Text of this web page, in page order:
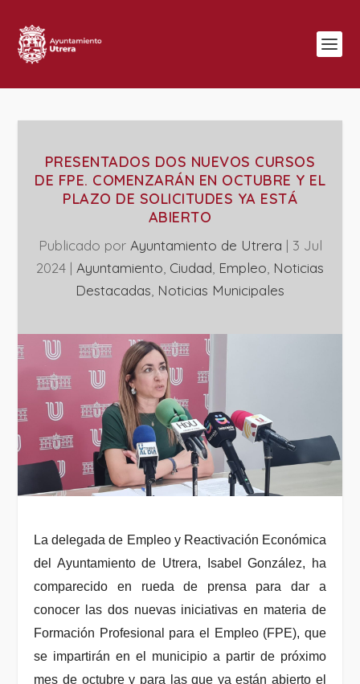
PRESENTADOS DOS NUEVOS CURSOS
DE FPE. COMENZARÁN EN OCTUBRE Y EL
PLAZO DE SOLICITUDES YA ESTÁ
ABIERTO
Publicado por Ayuntamiento de Utrera | 3 Jul
2024 | Ayuntamiento Ciudad Empleo Noticias
Destacadas ‎Noticias Municipales
La delegada de Empleo y Reactivación Económica
del Ayuntamiento de Utrera, Isabel González, ha
comparecido en rueda de prensa para dar a
conocer las dos nuevas iniciativas en materia de
Formación Profesional para el Empleo (FPE), que
se impartirán en el municipio a partir de próximo
mes de octubre y para las que ya están abierto el